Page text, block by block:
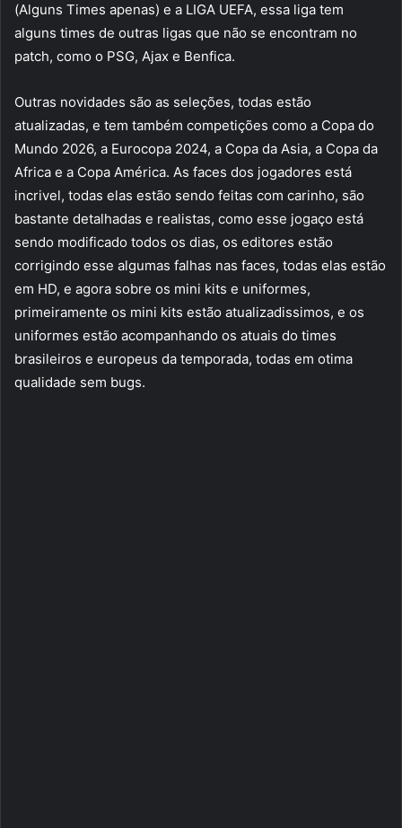
(Alguns Times apenas) e a LIGA UEFA, essa liga tem
alguns times de outras ligas que não se encontram no
patch, como o PSG, Ajax e Benfica.
Outras novidades são as seleções, todas estão
atualizadas, e tem também competições como a Copa do
Mundo 2026, a Eurocopa 2024, a Copa da Asia, a Copa da
Africa e a Copa América. As faces dos jogadores está
incrivel, todas elas estão sendo feitas com carinho, são
bastante detalhadas e realistas, como esse jogaço está
sendo modificado todos os dias, os editores estão
corrigindo esse algumas falhas nas faces, todas elas estão
em HD, e agora sobre os mini kits e uniformes,
primeiramente os mini kits estão atualizadissimos, e os
uniformes estão acompanhando os atuais do times
brasileiros e europeus da temporada, todas em otima
qualidade sem bugs.